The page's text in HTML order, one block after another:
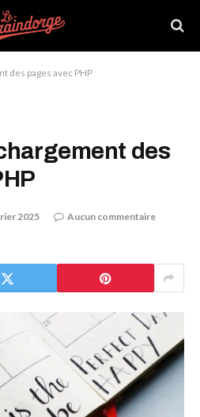
des pages avec PHP
des
2025
Aucun commentaire